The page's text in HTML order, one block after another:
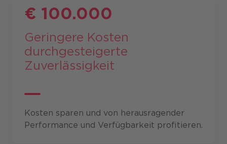
€ 100.000
Geringere Kosten
durchgesteigerte
Zuverlässigkeit
Kosten sparen und von herausragender
Performance und Verfügbarkeit profitieren.